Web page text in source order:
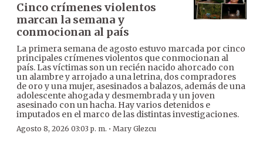
Cinco crímenes violentos
marcan la semana y
conmocionan al país
La primera semana de agosto estuvo marcada por cinco
principales crímenes violentos que conmocionan al
país. Las víctimas son un recién nacido ahorcado con
un alambre y arrojado a una letrina, dos compradores
de oro y una mujer, asesinados a balazos, además de una
adolescente ahogada y desmembrada y un joven
asesinado con un hacha. Hay varios detenidos e
imputados en el marco de las distintas investigaciones.
Agosto 8, 2026 03:03 p. m. · Mary Glezcu